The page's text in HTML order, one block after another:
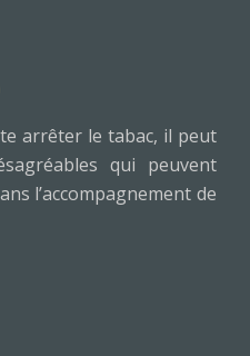
arrêter le tabac, il peut
qui peuvent
l’accompagnement de